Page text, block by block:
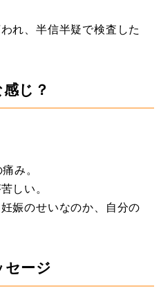
れ、半信半疑で検査した
じ？
み。
しい。
娠のせいなのか、自分の
ージ